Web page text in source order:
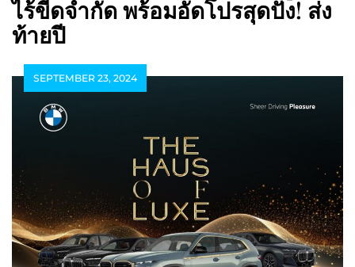
ไร้ขีดจำกัด พร้อมอัดโปรสุดปัง! ส่ง
ท้ายปี
SEPTEMBER 23, 2024